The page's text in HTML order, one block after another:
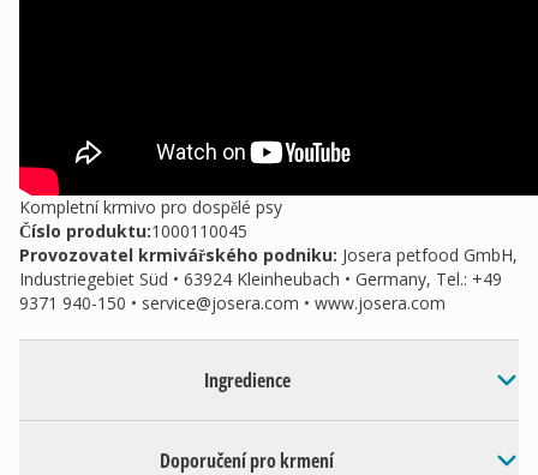
Kompletní krmivo pro dospělé psy
Číslo produktu:1000110045
Provozovatel krmivářského podniku: Josera petfood GmbH,
Industriegebiet Süd • 63924 Kleinheubach • Germany, Tel.: +49
9371 940-150 • service@josera.com • www.josera.com
Ingredience
Doporučení pro krmení